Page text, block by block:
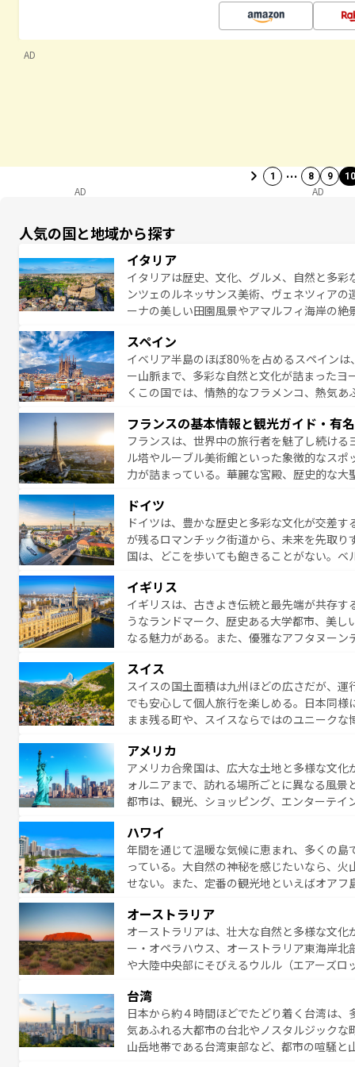
AD
1 … 8 9 10
AD AD
人気の国と地域から探す
イタリア
イタリアは歴史、文化、グルメ、自然と多彩
ンツェのルネッサンス美術、ヴェネツィア
ーナの美しい田園風景やアマルフィ海岸の
夜眠るまで、すべての瞬間を楽しませてく
なお、新着のイタリア情報はコンテンツ一覧
スペイン
イベリア半島のほぼ80％を占めるスペイン
ー山脈まで、多彩な自然と文化が詰まった
くこの国では、情熱的なフラメンコ、熱気
ら、地方では古代ローマ遺跡や中世の城塞
せる。地方によって風土や気候が異なるスペイ
新着のスペイン情報はコンテンツ一覧を参照
フランスの基本情報と観光ガイド・有
フランスは、世界中の旅行者を魅了し続け
ル塔やルーブル美術館といった象徴的なス
力が詰まっている。華麗な宮殿、歴史的な
無形文化遺産にも登録されている。シャン
いラベンダー畑など、多彩な楽しみ方が可
り、どの街角にも豊かな歴史と文化が息づ
ドイツ
ドイツは、豊かな歴史と多彩な文化が交差
が残るロマンチック街道から、未来を先取
国は、どこを歩いても飽きることがない。
ら地元の人と過ごす楽しい時間は、お酒好きな人には
イツ情報はコンテンツ一覧を参照してほしい
イギリス
イギリスは、古きよき伝統と最先端が共存
うなランドマーク、歴史ある大学都市、美
なる魅力がある。また、優雅なアフタヌー
お、新着のイギリス情報は
スイス
スイスの国土面積は九州ほどの広さだが、
でも安心して個人旅行を楽しめる。日本同
まま残る町や、スイスならではのユニーク
ービスもあり、うまく活用すれば市内交通費無料
のスイス情報はコンテンツ一覧 を参照してほ
アメリカ
アメリカ合衆国は、広大な土地と多様な文
ォルニアまで、訪れる場所ごとに異なる風
都市は、観光、ショッピング、エンターテ
絶景が堪能できる。さらに、南部のニュー
が魅力。旅行者はアメリカの各地域で異な
感じることができるだろう。車でのロード
旅のスタイルだ。 なお、新着のアメリカ情
ハワイ
年間を通じて温暖な気候に恵まれ、多くの
っている。大自然の神秘を感じたいなら、
せない。また、定番の観光地といえばオア
る。「アロハスピリット」と呼ばれるおも
人々、おいしいローカルフードやハワイア
がハワイの魅力を彩っている。訪れるたび
味わってほしい。 なお、新着のハワイ情報は
オーストラリア
オーストラリアは、壮大な自然と多様な文
ー・オペラハウス、オーストラリア東海岸
や大陸中央部にそびえるウルル（エアーズ
豊かで、美味しいものであふれている。ア
ング、ハイキングなど、アウトドア好きに
に味わいつくそう。 なお、新着のオー
台湾
日本から約４時間ほどでたどり着く台湾は
気あふれる大都市の台北やノスタルジック
山岳地帯である台湾東部など、都市の喧騒